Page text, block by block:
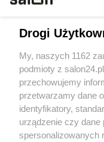
Sport
Społeczeństwo
Kultura
Drogi
My, naszych 1162
podmioty z
przechowujemy
przetwarzamy dane
identyfikatory,
urządzenie czy dane
spersonalizowanych